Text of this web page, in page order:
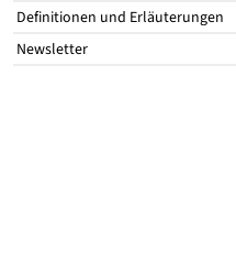
Definitionen und Erläuterungen
Newsletter